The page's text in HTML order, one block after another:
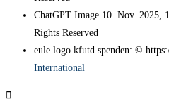
ChatGPT Image 10. Nov.
Rights Reserved
eule logo kfutd spenden: ©
International